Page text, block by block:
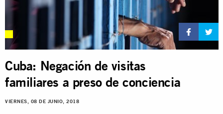
Cuba: Negación de visitas
familiares a preso de conciencia
VIERNES, 08 DE JUNIO, 2018